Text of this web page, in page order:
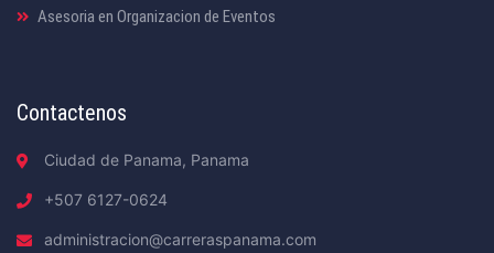
Asesoria en Organizacion de Eventos
Contactenos
Ciudad de Panama, Panama
+507 6127-0624
administracion@carreraspanama.com